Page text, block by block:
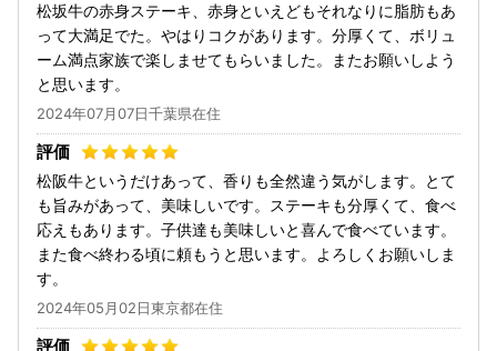
松坂牛の赤身ステーキ、赤身といえどもそれなりに脂肪もあ
って大満足でた。やはりコクがあります。分厚くて、ボリュ
ーム満点家族で楽しませてもらいました。またお願いしよう
と思います。
2024年07月07日千葉県在住
松阪牛というだけあって、香りも全然違う気がします。とて
も旨みがあって、美味しいです。ステーキも分厚くて、食べ
応えもあります。子供達も美味しいと喜んで食べています。
また食べ終わる頃に頼もうと思います。よろしくお願いしま
す。
2024年05月02日東京都在住